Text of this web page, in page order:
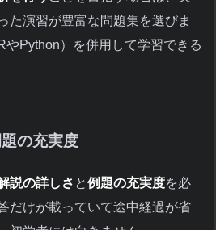
た演習が豊富な問題集を選びま
やPython）を併用して学習できる
の充実度
説の詳しさ と例題の充実度を必
だけが載っていて途中経過が省